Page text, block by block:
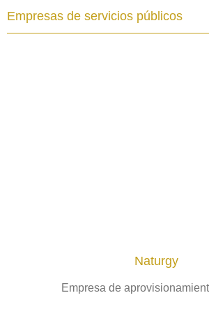
Empresas de servicios públicos
Naturgy
Empresa de